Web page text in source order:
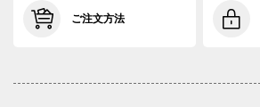
ご注文方法